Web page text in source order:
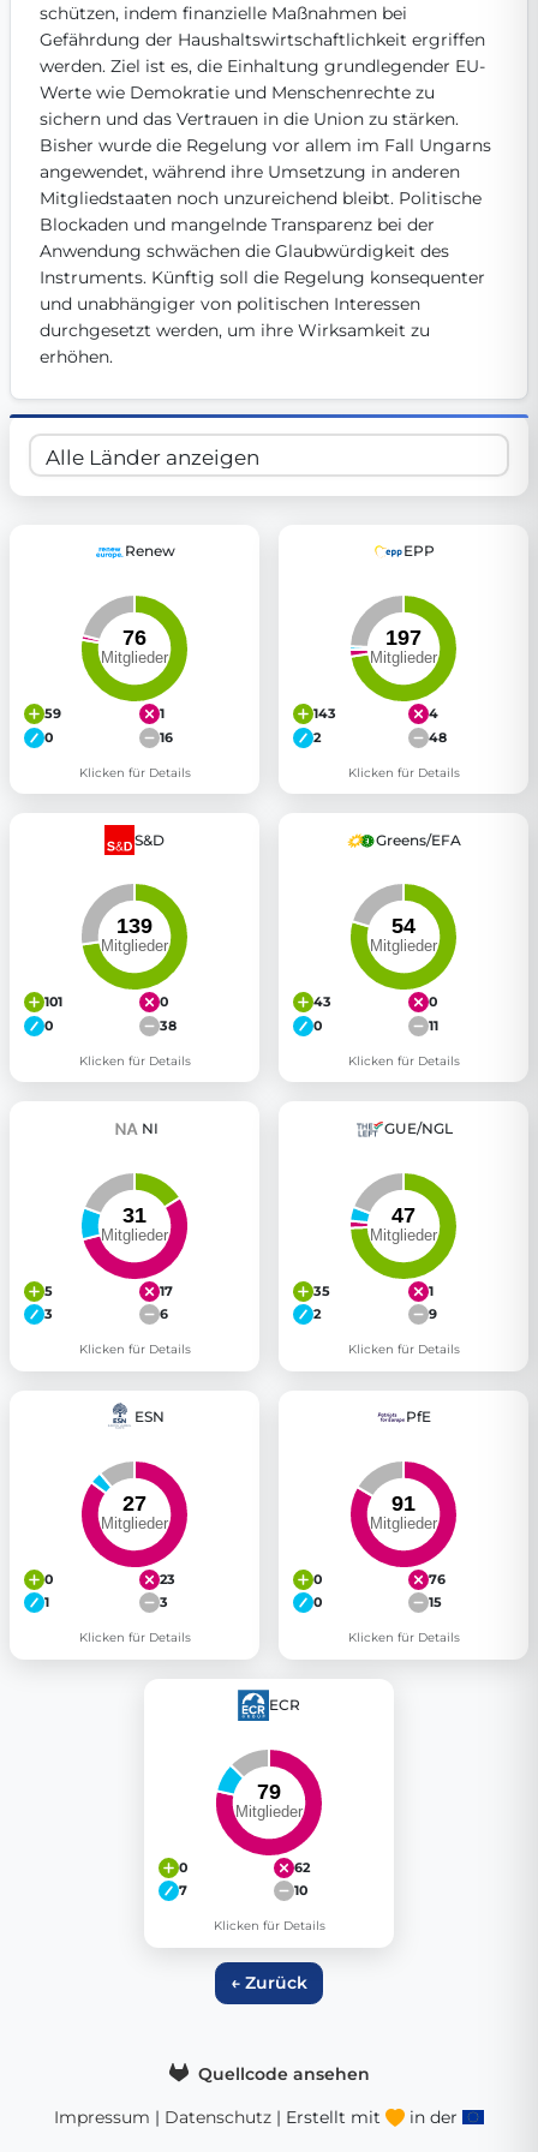
Get Involved
Become a member:Join us to advance digital democracy
Volunteer: Contribute your skills in technology, design,
Support democracy:Help us strengthen accountability
schützen, indem finanzielle Maßnahmen bei
Gefährdung der Haushaltswirtschaftlichkeit ergriffen
werden. Ziel ist es, die Einhaltung grundlegender EU-
Werte wie Demokratie und Menschenrechte zu
sichern und das Vertrauen in die Union zu stärken.
Bisher wurde die Regelung vor allem im Fall Ungarns
angewendet, während ihre Umsetzung in anderen
Mitgliedstaaten noch unzureichend bleibt. Politische
Blockaden und mangelnde Transparenz bei der
Anwendung schwächen die Glaubwürdigkeit des
Instruments. Künftig soll die Regelung konsequenter
und unabhängiger von politischen Interessen
durchgesetzt werden, um ihre Wirksamkeit zu
erhöhen.
Renew
59
1
0
16
Klicken für Details
EPP
143
4
2
48
Klicken für Details
S&D
101
0
0
38
Klicken für Details
Greens/EFA
43
0
0
11
Klicken für Details
NI
5
17
3
6
Klicken für Details
GUE/NGL
35
1
2
9
Klicken für Details
ESN
0
23
1
3
Klicken für Details
PfE
0
76
0
15
Klicken für Details
ECR
0
62
7
10
Klicken für Details
← Zurück
Quellcode ansehen
Impressum | Datenschutz | Erstellt mit
in der